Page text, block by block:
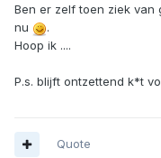
Ben er zelf toen ziek van
nu
.
Hoop ik ....
P.s. blijft ontzettend k*t
Quote